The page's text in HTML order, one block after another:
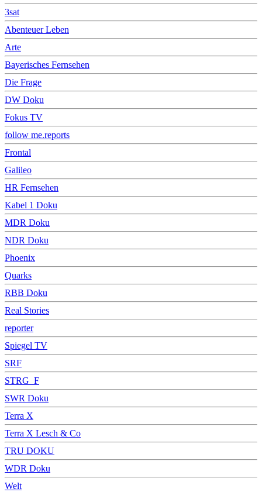
3sat
Abenteuer Leben
Arte
Bayerisches Fernsehen
Die Frage
DW Doku
Fokus TV
follow me.reports
Frontal
Galileo
HR Fernsehen
Kabel 1 Doku
MDR Doku
NDR Doku
Phoenix
Quarks
RBB Doku
Real Stories
reporter
Spiegel TV
SRF
STRG_F
SWR Doku
Terra X
Terra X Lesch & Co
TRU DOKU
WDR Doku
Welt